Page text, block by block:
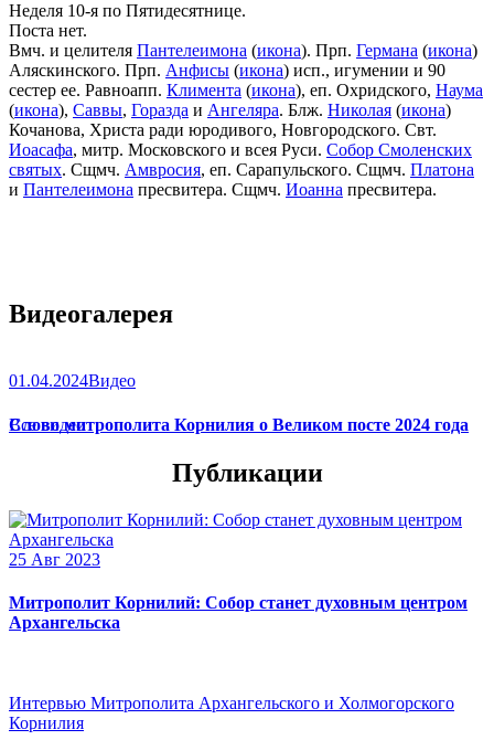
Неделя 10-я по Пятидесятнице.
Поста нет.
Вмч. и целителя Пантелеимона (икона). Прп. Германа (икона)
Аляскинского. Прп. Анфисы (икона) исп., игумении и 90
сестер ее. Равноапп. Климента (икона), еп. Охридского, Наума
(икона), Саввы, Горазда и Ангеляра. Блж. Николая (икона)
Кочанова, Христа ради юродивого, Новгородского. Свт.
Иоасафа, митр. Московского и всея Руси. Собор Смоленских
святых. Сщмч. Амвросия, еп. Сарапульского. Сщмч. Платона
и Пантелеимона пресвитера. Сщмч. Иоанна пресвитера.
Видеогалерея
01.04.2024Видео
Слово митрополита Корнилия о Великом посте 2024 года
Все видео
Публикации
25 Авг 2023
Митрополит Корнилий: Собор станет духовным центром
Архангельска
Интервью Митрополита Архангельского и Холмогорского
Корнилия